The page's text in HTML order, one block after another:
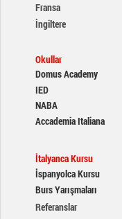
Fransa
İngiltere
Okullar
Domus Academy
IED
NABA
Accademia Italiana
İtalyanca Kursu
İspanyolca Kursu
Burs Yarışmaları
Referanslar